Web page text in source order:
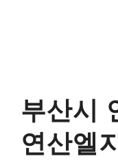
부산시
연산엘